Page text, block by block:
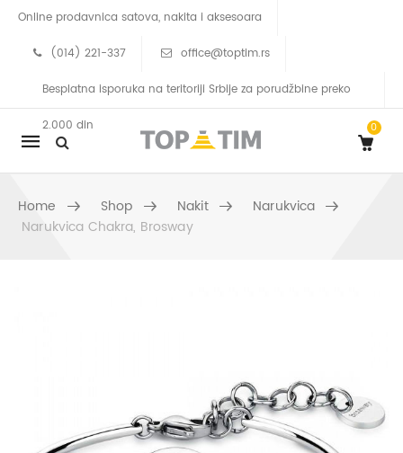
Online prodavnica satova, nakita i aksesoara
(014) 221-337 office@toptim.rs
Besplatna isporuka na teritoriji Srbije za porudžbine preko
2.000 din
Mobile
navigation
0
Home Shop Nakit
Narukvica
Narukvica Chakra, Brosway